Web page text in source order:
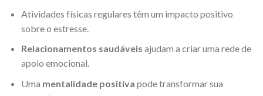
Atividades físicas regulares têm um impacto positivo
sobre o estresse.
Relacionamentos saudáveis ajudam a criar uma rede de
apoio emocional.
Uma mentalidade positiva pode transformar sua